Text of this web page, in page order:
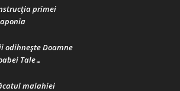
primei
odihnește Doamne
Tale…
malahiei